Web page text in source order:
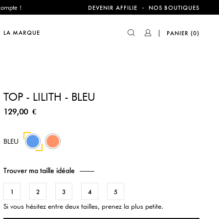
DEVENIR AFFILIE - NOS BOUTIQUES
LA MARQUE PANIER (0)
TOP - LILITH - BLEU
129,00 €
BLEU 90
Trouver ma taille idéale
1 2 3 4 5
Si vous hésitez entre deux tailles, prenez la plus petite.